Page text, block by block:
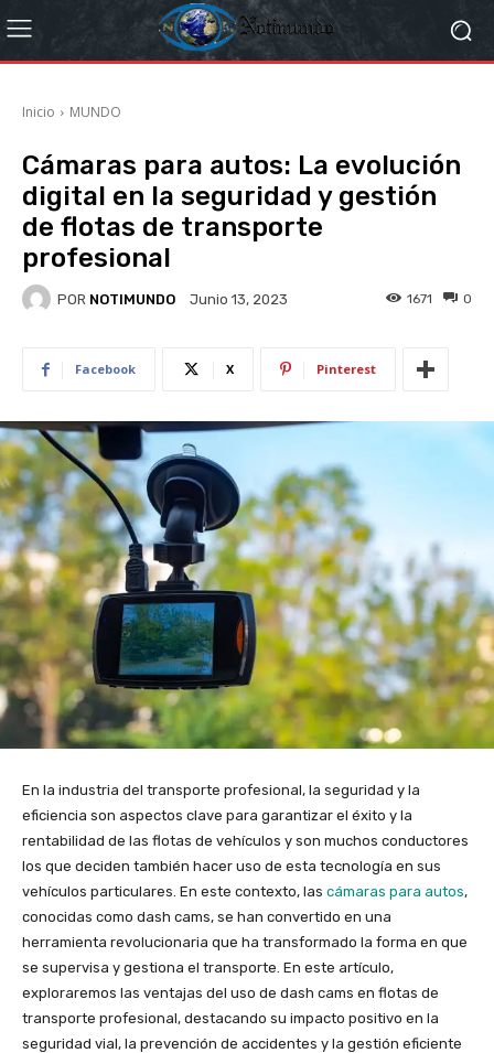
Inicio MUNDO
Cámaras para autos: La evolución
digital en la seguridad y gestión
de flotas de transporte
profesional
POR NOTIMUNDO Junio 13, 2023 0
1671
Facebook X Pinterest
En la industria del transporte profesional, la seguridad y la
eficiencia son aspectos clave para garantizar el éxito y la
rentabilidad de las flotas de vehículos y son muchos conductores
los que deciden también hacer uso de esta tecnología en sus
vehículos particulares. En este contexto, las cámaras para autos,
conocidas como dash cams, se han convertido en una
herramienta revolucionaria que ha transformado la forma en que
se supervisa y gestiona el transporte. En este artículo,
exploraremos las ventajas del uso de dash cams en flotas de
transporte profesional, destacando su impacto positivo en la
seguridad vial, la prevención de accidentes y la gestión eficiente